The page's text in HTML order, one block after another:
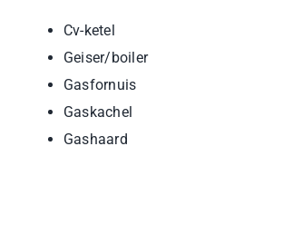
Cv-ketel
Geiser/boiler
Gasfornuis
Gaskachel
Gashaard